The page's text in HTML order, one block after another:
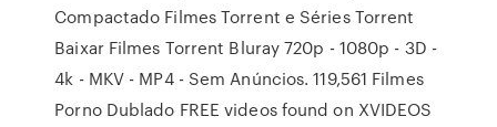
Compactado Filmes Torrent e Séries Torrent
Baixar Filmes Torrent Bluray 720p - 1080p - 3D -
4k - MKV - MP4 - Sem Anúncios. 119,561 Filmes
Porno Dublado FREE videos found on XVIDEOS